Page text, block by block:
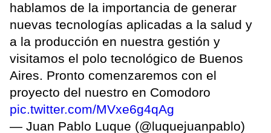
hablamos de la importancia de generar
nuevas tecnologías aplicadas a la salud y
a la producción en nuestra gestión y
visitamos el polo tecnológico de Buenos
Aires. Pronto comenzaremos con el
proyecto del nuestro en Comodoro
pic.twitter.com/MVxe6g4qAg
— Juan Pablo Luque (@luquejuanpablo)